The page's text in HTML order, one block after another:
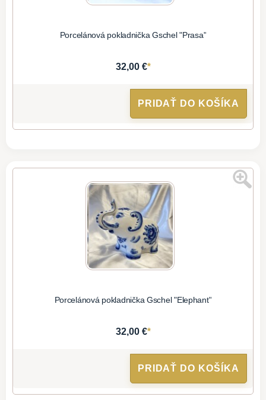
Porcelánová pokladnička Gschel "Prasa"
32,00 €*
PRIDAŤ DO KOŠÍKA
Porcelánová pokladnička Gschel "Elephant"
32,00 €*
PRIDAŤ DO KOŠÍKA